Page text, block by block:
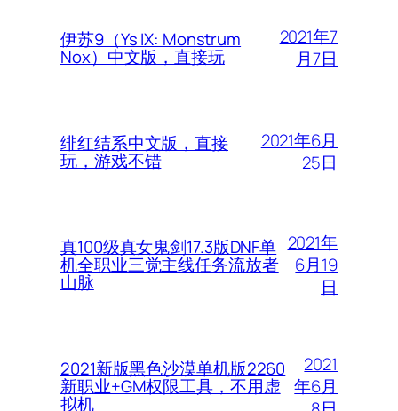
伊苏9（Ys IX: Monstrum
Nox）中文版，直接玩
2021年7
月7日
绯红结系中文版，直接
玩，游戏不错
2021年6月
25日
真100级真女鬼剑17.3版DNF单
机全职业三觉主线任务流放者
山脉
2021年
6月19
日
2021新版黑色沙漠单机版2260
新职业+GM权限工具，不用虚
拟机
2021
年6月